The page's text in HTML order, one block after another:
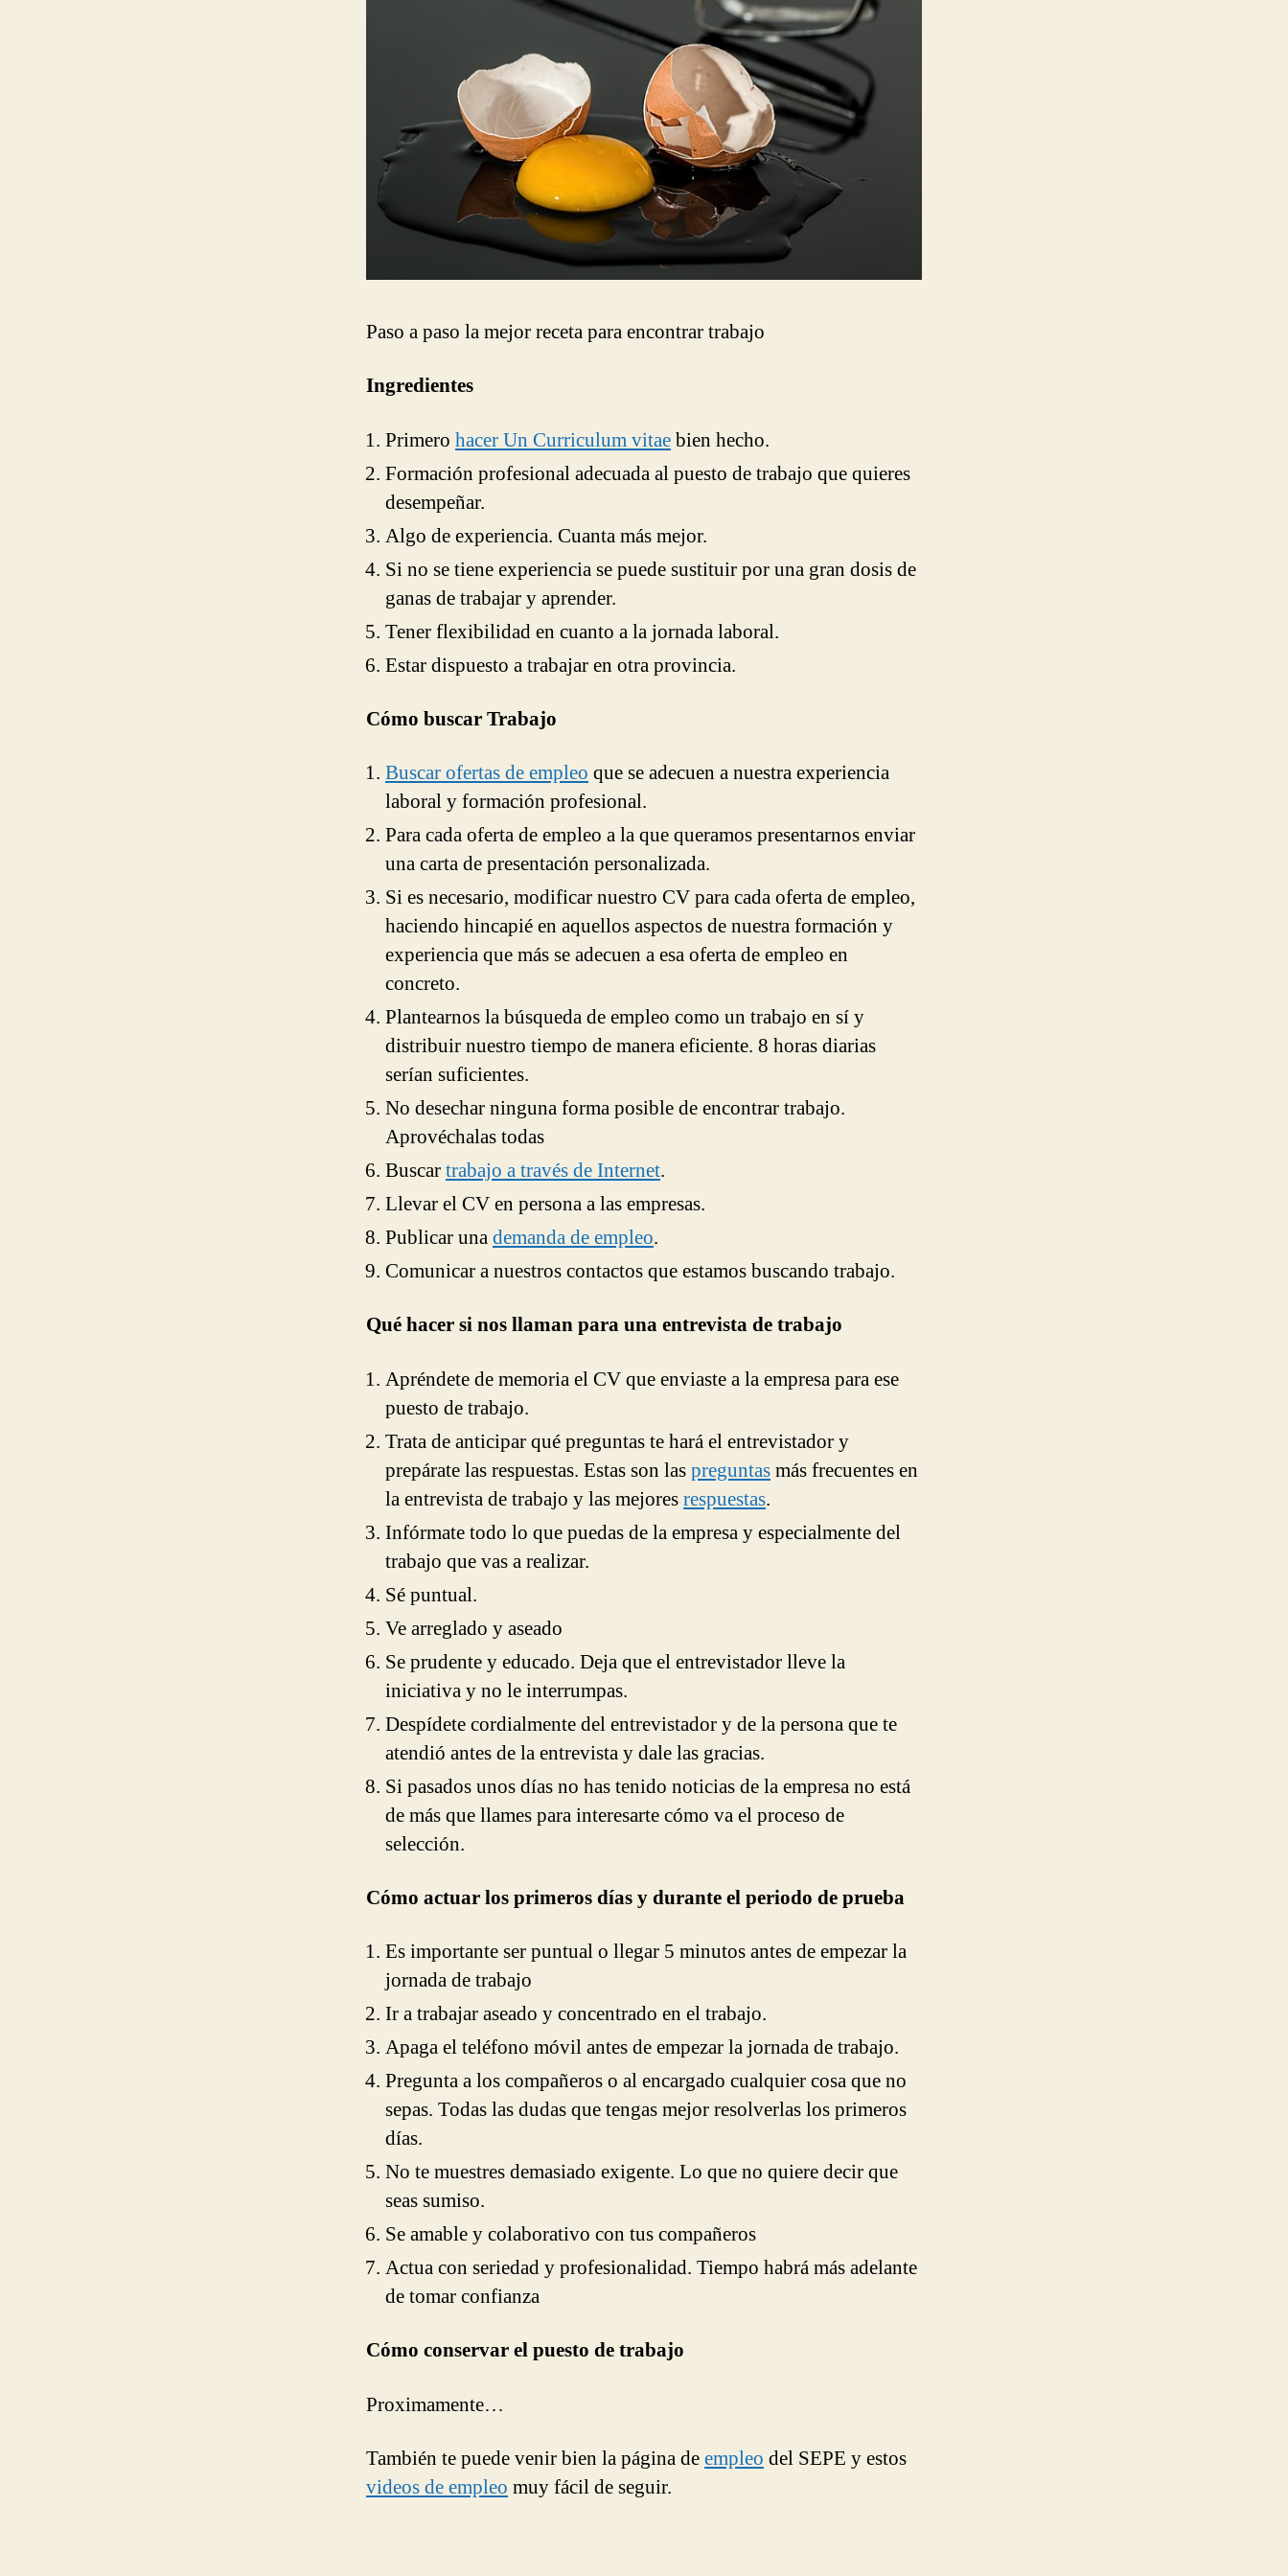
Paso a paso la mejor receta para encontrar trabajo
Ingredientes
Primero hacer Un Curriculum vitaebien hecho.
Formación profesional adecuada al puesto de trabajo que quieres
desempeñar.
Algo de experiencia. Cuanta más mejor.
Si no se tiene experiencia se puede sustituir por una gran dosis de
ganas de trabajar y aprender.
Tener flexibilidad en cuanto a la jornada laboral.
Estar dispuesto a trabajar en otra provincia.
Cómo buscar Trabajo
Buscar ofertas de empleo que se adecuen a nuestra experiencia
laboral y formación profesional.
Para cada oferta de empleo a la que queramos presentarnos enviar
una carta de presentación personalizada.
Si es necesario, modificar nuestro CV para cada oferta de empleo,
haciendo hincapié en aquellos aspectos de nuestra formación y
experiencia que más se adecuen a esa oferta de empleo en
concreto.
Plantearnos la búsqueda de empleo como un trabajo en sí y
distribuir nuestro tiempo de manera eficiente. 8 horas diarias
serían suficientes.
No desechar ninguna forma posible de encontrar trabajo.
Aprovéchalas todas
Buscartrabajo a través de Internet.
Llevar el CV en persona a las empresas.
Publicar unademanda de empleo.
Comunicar a nuestros contactos que estamos buscando trabajo.
Qué hacer si nos llaman para una entrevista de trabajo
Apréndete de memoria el CV que enviaste a la empresa para ese
puesto de trabajo.
Trata de anticipar qué preguntas te hará el entrevistador y
prepárate las respuestas. Estas son laspreguntasmás frecuentes en
la entrevista de trabajo y las mejoresrespuestas.
Infórmate todo lo que puedas de la empresa y especialmente del
trabajo que vas a realizar.
Sé puntual.
Ve arreglado y aseado
Se prudente y educado. Deja que el entrevistador lleve la
iniciativa y no le interrumpas.
Despídete cordialmente del entrevistador y de la persona que te
atendió antes de la entrevista y dale las gracias.
Si pasados unos días no has tenido noticias de la empresa no está
de más que llames para interesarte cómo va el proceso de
selección.
Cómo actuar los primeros días y durante el periodo de prueba
Es importante ser puntual o llegar 5 minutos antes de empezar la
jornada de trabajo
Ir a trabajar aseado y concentrado en el trabajo.
Apaga el teléfono móvil antes de empezar la jornada de trabajo.
Pregunta a los compañeros o al encargado cualquier cosa que no
sepas. Todas las dudas que tengas mejor resolverlas los primeros
días.
No te muestres demasiado exigente. Lo que no quiere decir que
seas sumiso.
Se amable y colaborativo con tus compañeros
Actua con seriedad y profesionalidad. Tiempo habrá más adelante
de tomar confianza
Cómo conservar el puesto de trabajo
Proximamente…
También te puede venir bien la página deempleo del SEPE y estos
videos de empleo muy fácil de seguir.